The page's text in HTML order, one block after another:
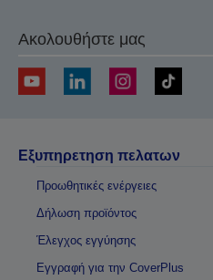
Ακολουθήστε μας
Εξυπηρετηση πελατων
Προωθητικές ενέργειες
Δήλωση προϊόντος
Έλεγχος εγγύησης
Εγγραφή για την CoverPlus